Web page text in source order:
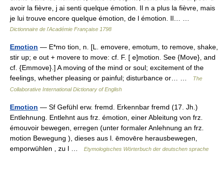
avoir la fièvre, j ai senti quelque émotion. Il n a plus la fièvre, mais
je lui trouve encore quelque émotion, de l émotion. Il… …
Dictionnaire de l'Académie Française 1798
Emotion — E*mo tion, n. [L. emovere, emotum, to remove, shake,
stir up; e out + movere to move: cf. F. [ e]motion. See {Move}, and
cf. {Emmove}.] A moving of the mind or soul; excitement of the
feelings, whether pleasing or painful; disturbance or… …
The
Collaborative International Dictionary of English
Emotion — Sf Gefühl erw. fremd. Erkennbar fremd (17. Jh.)
Entlehnung. Entlehnt aus frz. émotion, einer Ableitung von frz.
émouvoir bewegen, erregen (unter formaler Anlehnung an frz.
motion Bewegung ), dieses aus l. ēmovēre herausbewegen,
emporwühlen , zu l …
Etymologisches Wörterbuch der deutschen sprache